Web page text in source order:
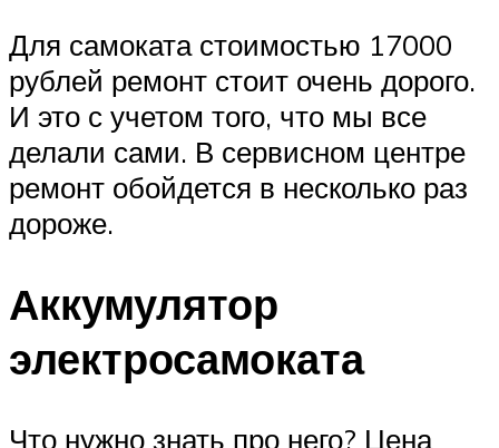
Для самоката стоимостью 17000
рублей ремонт стоит очень дорого.
И это с учетом того, что мы все
делали сами. В сервисном центре
ремонт обойдется в несколько раз
дороже.
Аккумулятор
электросамоката
Что нужно знать про него? Цена